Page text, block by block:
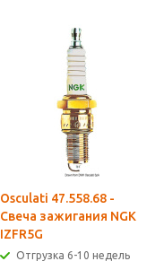
Osculati 47.558.68 -
Свеча зажигания NGK
IZFR5G
Отгрузка 6-10 недель